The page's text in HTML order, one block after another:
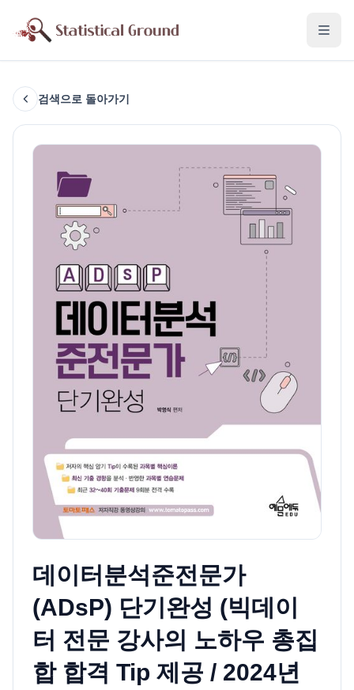
검색으로 돌아가기
데이터분석준전문가
(ADsP) 단기완성 (빅데이
터 전문 강사의 노하우 총집
합 합격 Tip 제공 / 2024년